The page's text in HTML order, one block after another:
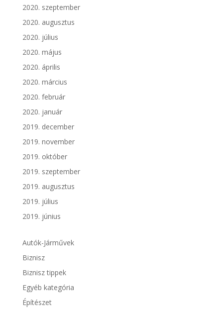
2020. szeptember
2020. augusztus
2020. július
2020. május
2020. április
2020. március
2020. február
2020. január
2019. december
2019. november
2019. október
2019. szeptember
2019. augusztus
2019. július
2019. június
Autók-Járművek
Biznisz
Biznisz tippek
Egyéb kategória
Építészet